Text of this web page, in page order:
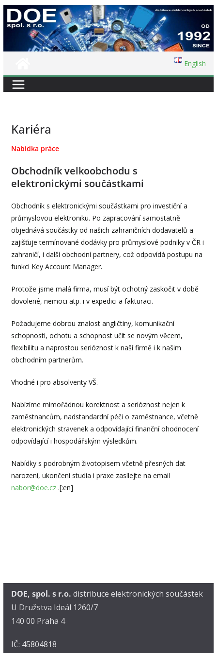
Přeskočit
na
English
Kariéra
Nabídka práce
Obchodník velkoobchodu s
elektronickými součástkami
Obchodník s elektronickými součástkami pro investiční a
průmyslovou elektroniku. Po zapracování samostatně
objednává součástky od našich zahraničních dodavatelů a
zajišťuje termínované dodávky pro průmyslové podniky v ČR i
zahraničí, i další obchodní partnery, což odpovídá postupu na
funkci Key Account Manager.
Protože jsme malá firma, musí být ochotný zaskočit v době
dovolené, nemoci atp. i v expedici a fakturaci.
Požadujeme dobrou znalost angličtiny, komunikační
schopnosti, ochotu a schopnost učit se novým věcem,
flexibilitu a naprostou serióznost k naší firmě i k našim
obchodním partnerům.
Vhodné i pro absolventy VŠ.
Nabízíme mimořádnou korektnost a serióznost nejen k
zaměstnancům, nadstandardní péči o zaměstnance, včetně
elektronických stravenek a odpovídající finanční ohodnocení
odpovídající i hospodářským výsledkům.
Nabídky s podrobným životopisem včetně přesných dat
narození, ukončení studia i praxe zasílejte na email
nabor@doe.cz.[:en]
DOE, spol. s r.o. distribuce elektronických součástek
U Družstva Ideál 1260/7
140 00 Praha 4
IČ: 45804818